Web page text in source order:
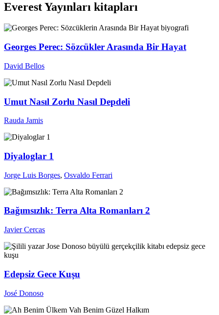
Everest Yayınları kitapları
Georges Perec: Sözcükler Arasında Bir Hayat
David Bellos
Umut Nasıl Zorlu Nasıl Depdeli
Rauda Jamis
Diyaloglar 1
Jorge Luis Borges, Osvaldo Ferrari
Bağımsızlık: Terra Alta Romanları 2
Javier Cercas
Edepsiz Gece Kuşu
José Donoso